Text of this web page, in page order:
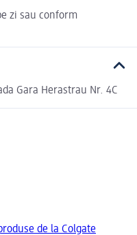
zi sau conform
Gara Herastrau Nr. 4C
de la Colgate